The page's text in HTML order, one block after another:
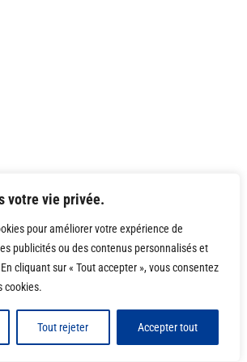
votre vie privée.
pour améliorer votre expérience de
publicités ou des contenus personnalisés et
cliquant sur « Tout accepter », vous consentez
cookies.
Tout rejeter Accepter tout